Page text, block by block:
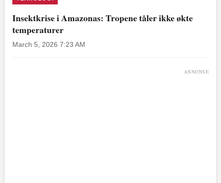
Insektkrise i Amazonas: Tropene tåler ikke økte
temperaturer
March 5, 2026 7:23 AM
ANNONSE